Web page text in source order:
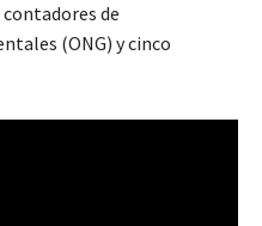
de
(ONG) y cinco